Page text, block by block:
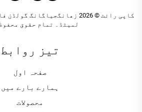
کاپی رائٹ © 2026
لمیٹڈ۔ تمام حقوق محفوظ
تیز روابط
صفحہ اول
ہمارے بارے میں
محصولات